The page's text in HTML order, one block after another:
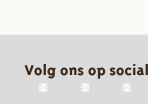
Volg ons op